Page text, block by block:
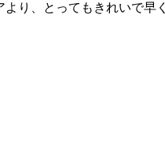
り、とってもきれいで早く